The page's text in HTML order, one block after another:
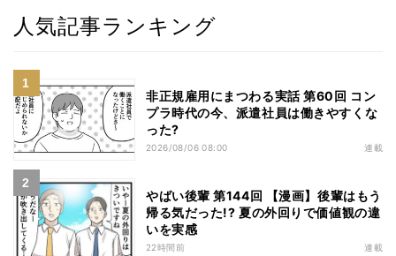
人気記事ランキング
非正規雇用にまつわる実話 第60回 コン
プラ時代の今、派遣社員は働きやすくな
った?
2026/08/06 08:00 連載
やばい後輩 第144回 【漫画】後輩はもう
帰る気だった!? 夏の外回りで価値観の違
いを実感
22時間前 連載